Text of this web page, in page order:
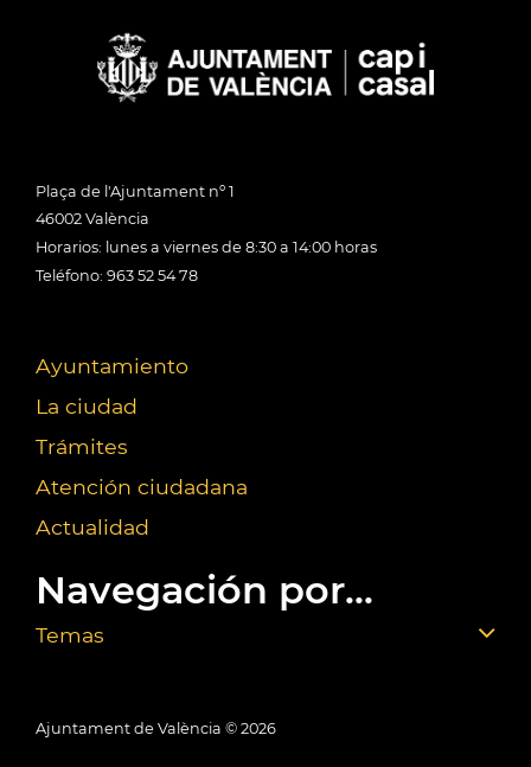
Plaça de l'Ajuntament nº 1
46002 València
Horarios: lunes a viernes de 8:30 a 14:00 horas
Teléfono: 963 52 54 78
Ayuntamiento
La ciudad
Trámites
Atención ciudadana
Actualidad
Navegación por...
Temas
Ajuntament de València © 2026